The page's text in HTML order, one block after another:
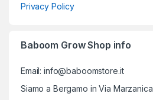
Privacy Policy
Baboom Grow Shop info
Email: info@baboomstore.it
Siamo a Bergamo in Via